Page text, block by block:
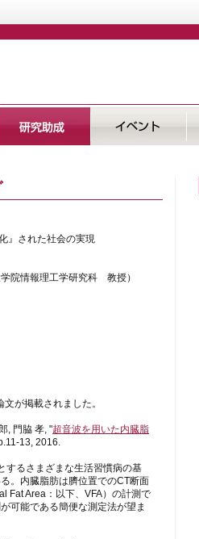
』された社会の実現
学院情報理工学研究科 教授）
が掲載されました。
, 門脇 孝, "超音波を用いた内臓脂
13, 2016.
するさまざまな生活習慣病の基
。内臓脂肪は臍位置でのCT断面
Fat Area：以下、VFA）の計測で
可能である簡便な測定法が望ま